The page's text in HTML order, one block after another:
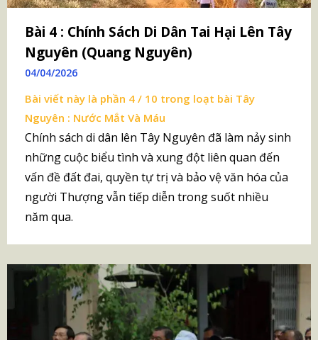
Bài 4 : Chính Sách Di Dân Tai Hại Lên Tây
Nguyên (Quang Nguyên)
04/04/2026
Bài viết này là phần 4 / 10 trong loạt bài Tây
Nguyên : Nước Mắt Và Máu
Chính sách di dân lên Tây Nguyên đã làm nảy sinh
những cuộc biểu tình và xung đột liên quan đến
vấn đề đất đai, quyền tự trị và bảo vệ văn hóa của
người Thượng vẫn tiếp diễn trong suốt nhiều
năm qua.